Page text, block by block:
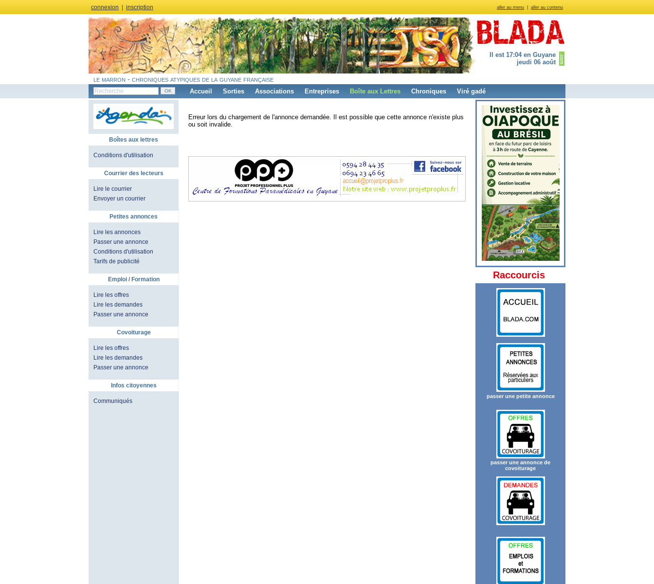
aller au menu aller au contenu
connexion inscription
Il est 17:04 en Guyane
jeudi 06 août
le marron - chroniques atypiques de la guyane française
Accueil Sorties Associations Entreprises Boîte aux Lettres Chroniques Viré gadé
Boîtes aux lettres
Conditions d'utilisation
Courrier des lecteurs
Lire le courrier
Envoyer un courrier
Petites annonces
Lire les annonces
Passer une annonce
Conditions d'utilisation
Tarifs de publicité
Emploi / Formation
Lire les offres
Lire les demandes
Passer une annonce
Covoiturage
Lire les offres
Lire les demandes
Passer une annonce
Infos citoyennes
Communiqués
Erreur lors du chargement de l'annonce demandée. Il est possible que cette annonce n'existe plus
ou soit invalide.
Raccourcis
passer une petite annonce
passer une annonce de
covoiturage